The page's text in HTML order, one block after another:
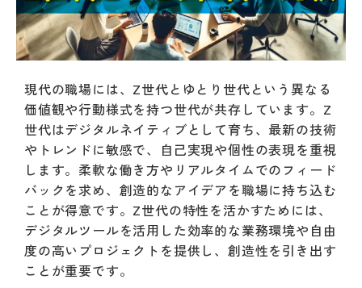
現代の職場には、Z世代とゆとり世代という異なる
価値観や行動様式を持つ世代が共存しています。Z
世代はデジタルネイティブとして育ち、最新の技術
やトレンドに敏感で、自己実現や個性の表現を重視
します。柔軟な働き方やリアルタイムでのフィード
バックを求め、創造的なアイデアを職場に持ち込む
ことが得意です。Z世代の特性を活かすためには、
デジタルツールを活用した効率的な業務環境や自由
度の高いプロジェクトを提供し、創造性を引き出す
ことが重要です。